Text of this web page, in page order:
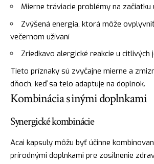
Mierne tráviacie problémy na začiatku
Zvýšená energia, ktorá môže
večernom užívaní
Zriedkavo alergické reakcie u citlivých
Tieto príznaky sú zvyčajne mierne a
dňoch, keď sa telo adaptuje na doplnok.
Kombinácia s inými doplnkami
Synergické kombinácie
Acai kapsuly môžu byť účinne
prírodnými doplnkami pre zosilnenie